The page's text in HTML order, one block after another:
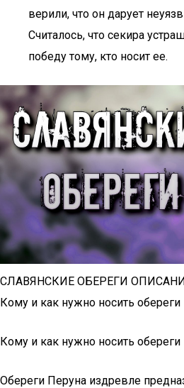
верили, что он дарует
Считалось, что секира
победу тому, кто носит ее.
СЛАВЯНСКИЕ ОБЕРЕГИ
Кому и как нужно носить
Кому и как нужно носить
Обереги Перуна издревле